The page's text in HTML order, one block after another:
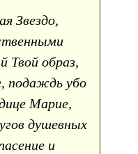
Звездо,
Твой образ,
подаждь убо
Марие,
душевных
и